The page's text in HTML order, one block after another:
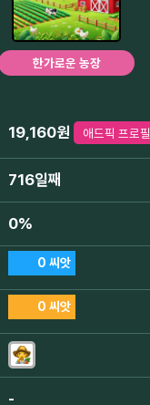
한가로운 농장
19,160원 애드픽 프로필
716일째
0%
0 씨앗
0 씨앗
-